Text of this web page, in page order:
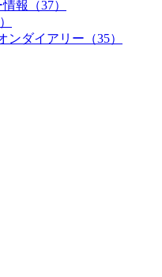
報（37）
ダイアリー（35）